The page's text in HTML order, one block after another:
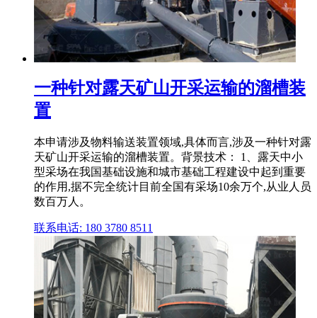
一种针对露天矿山开采运输的溜槽装
置
本申请涉及物料输送装置领域,具体而言,涉及一种针对露
天矿山开采运输的溜槽装置。背景技术： 1、露天中小
型采场在我国基础设施和城市基础工程建设中起到重要
的作用,据不完全统计目前全国有采场10余万个,从业人员
数百万人。
联系电话: 180 3780 8511